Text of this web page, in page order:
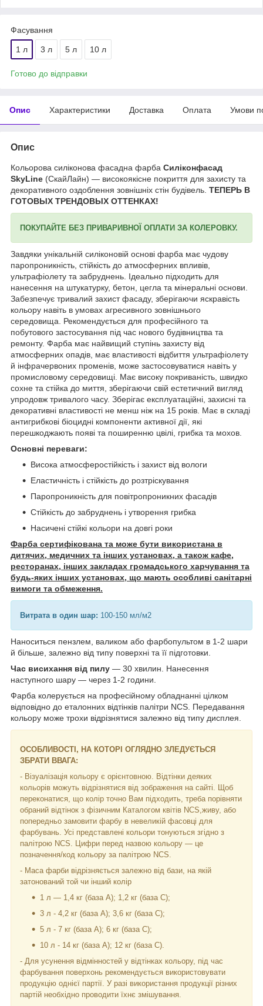
Фасування
1 л 3 л 5 л 10 л
Готово до відправки
Опис Характеристики Доставка Оплата Умови
Опис
Кольорова силіконова фасадна фарба Силіконфасад
SkyLine (СкайЛайн) — високоякісне покриття для захисту та
декоративного оздоблення зовнішніх стін будівель. ТЕПЕРЬ В
ГОТОВЫХ ТРЕНДОВЫХ ОТТЕНКАХ!
ПОКУПАЙТЕ БЕЗ ПРИВАРИВНОЇ ОПЛАТИ ЗА КОЛЕРОВКУ.
Завдяки унікальній силіконовій основі фарба має чудову
паропроникність, стійкість до атмосферних впливів,
ультрафіолету та забруднень. Ідеально підходить для
нанесення на штукатурку, бетон, цегла та мінеральні основи.
Забезпечує тривалий захист фасаду, зберігаючи яскравість
кольору навіть в умовах агресивного зовнішнього
середовища. Рекомендується для професійного та
побутового застосування під час нового будівництва та
ремонту. Фарба має найвищий ступінь захисту від
атмосферних опадів, має властивості відбиття ультрафіолету
й інфрачервоних променів, може застосовуватися навіть у
промисловому середовищі. Має високу покриваність, швидко
сохне та стійка до миття, зберігаючи свій естетичний вигляд
упродовж тривалого часу. Зберігає експлуатаційні, захисні та
декоративні властивості не менш ніж на 15 років. Має в складі
антигрибкові біоцидні компоненти активної дії, які
перешкоджають появі та поширенню цвілі, грибка та мохов.
Основні переваги:
Висока атмосферостійкість і захист від вологи
Еластичність і стійкість до розтріскування
Паропроникність для повітропроникних фасадів
Стійкість до забруднень і утворення грибка
Насичені стійкі кольори на довгі роки
Фарба сертифікована та може бути використана в
дитячих, медичних та інших установах, а також кафе,
ресторанах, інших закладах громадського харчування та
будь-яких інших установах, що мають особливі санітарні
вимоги та обмеження.
Витрата в один шар: 100-150 мл/м2
Наноситься пензлем, валиком або фарбопультом в 1-2 шари
й більше, залежно від типу поверхні та її підготовки.
Час висихання від пилу — 30 хвилин. Нанесення
наступного шару — через 1-2 години.
Фарба колерується на професійному обладнанні цілком
відповідно до еталонних відтінків палітри NCS. Передавання
кольору може трохи відрізнятися залежно від типу дисплея.
ОСОБЛИВОСТІ, НА КОТОРІ ОГЛЯДНО ЗЛЕДУЄТЬСЯ
ЗБРАТИ ВВАГА:
- Візуалізація кольору є орієнтовною. Відтінки деяких
кольорів можуть відрізнятися від зображення на сайті. Щоб
переконатися, що колір точно Вам підходить, треба порівняти
обраний відтінок з фізичним Каталогом квітів NCS,живу, або
попередньо замовити фарбу в невеликій фасовці для
фарбувань. Усі представлені кольори тонуються згідно з
палітрою NCS. Цифри перед назвою кольору — це
позначення/код кольору за палітрою NCS.
- Маса фарби відрізняється залежно від бази, на якій
затонований той чи інший колір
1 л — 1,4 кг (база А); 1,2 кг (база С);
3 л - 4,2 кг (база А); 3,6 кг (база C);
5 л - 7 кг (база А); 6 кг (база С);
10 л - 14 кг (база А); 12 кг (база С).
- Для усунення відмінностей у відтінках кольору, під час
фарбування поверхонь рекомендується використовувати
продукцію однієї партії. У разі використання продукції різних
партій необхідно проводити їхнє змішування.